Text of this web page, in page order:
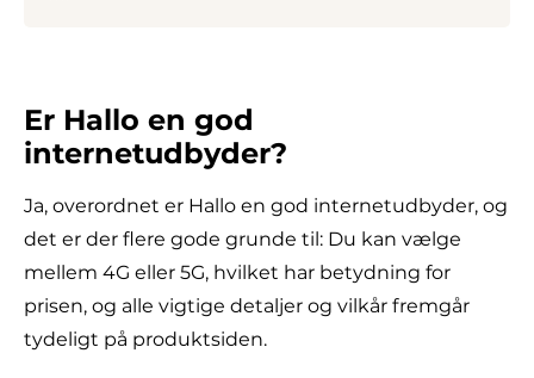
Er Hallo en god
internetudbyder?
Ja, overordnet er Hallo en god internetudbyder, og
det er der flere gode grunde til: Du kan vælge
mellem 4G eller 5G, hvilket har betydning for
prisen, og alle vigtige detaljer og vilkår fremgår
tydeligt på produktsiden.